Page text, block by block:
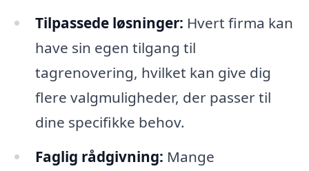
Tilpassede løsninger: Hvert firma kan
have sin egen tilgang til
tagrenovering, hvilket kan give dig
flere valgmuligheder, der passer til
dine specifikke behov.
Faglig rådgivning: Mange